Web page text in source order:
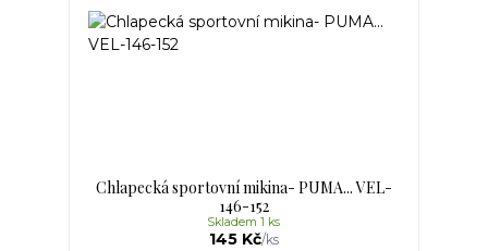
Chlapecká sportovní mikina- PUMA... VEL-
146-152
145 Kč/ks
Skladem 1 ks